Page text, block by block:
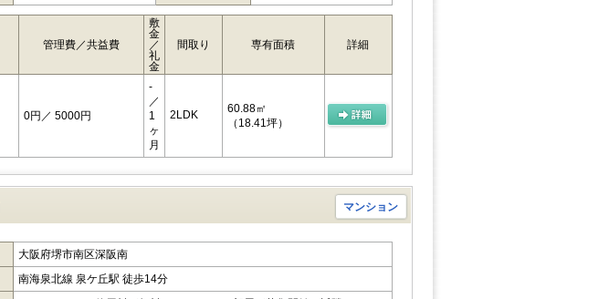
管理費／共益費
敷
金
／
礼
金
間取り 専有面積 詳細
0円 ／ 5000円
-
／
1
ヶ
月
2LDK
60.88㎡
（18.41坪）
マンション
大阪府堺市南区深阪南
南海泉北線 泉ケ丘駅 徒歩14分